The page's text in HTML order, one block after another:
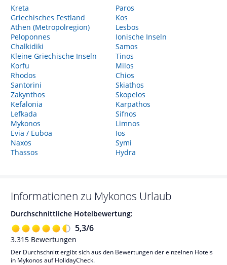
Kreta
Griechisches Festland
Athen (Metropolregion)
Peloponnes
Chalkidiki
Kleine Griechische Inseln
Korfu
Rhodos
Santorini
Zakynthos
Kefalonia
Lefkada
Mykonos
Evia / Euböa
Naxos
Thassos
Paros
Kos
Lesbos
Ionische Inseln
Samos
Tinos
Milos
Chios
Skiathos
Skopelos
Karpathos
Sifnos
Limnos
Ios
Symi
Hydra
Informationen zu Mykonos Urlaub
Durchschnittliche Hotelbewertung:
5,3/6
3.315 Bewertungen
Der Durchschnitt ergibt sich aus den Bewertungen der einzelnen Hotels
in Mykonos auf HolidayCheck.